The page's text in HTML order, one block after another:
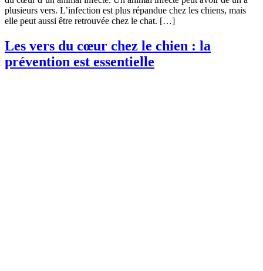
plusieurs vers. L’infection est plus répandue chez les chiens, mais
elle peut aussi être retrouvée chez le chat. […]
Les vers du cœur chez le chien : la
prévention est essentielle